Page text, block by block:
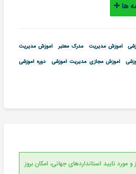
ها
آموزش مدیریت مدرک معتبر
آموزش مدیریت
آموزش مجازی مدیریت آموزشی
دوره آموزشی
به دلیل تطابق با دانش به روز و مورد تایید استانداردهای جهانی، امکان بروز